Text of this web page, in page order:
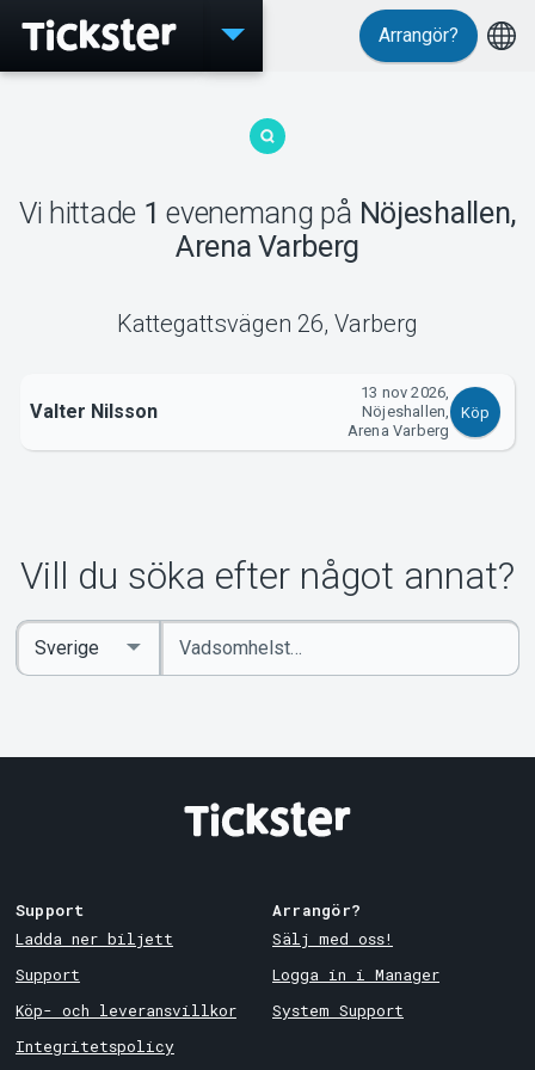
Evenemang
MyTickster
Arrangör?
Vi hittade 1 evenemang på Nöjeshallen,
Arena Varberg
Kattegattsvägen 26, Varberg
Valter Nilsson
13 nov 2026,
Nöjeshallen,
Arena Varberg
Köp
Vill du söka efter något annat?
Ange
sökord
Select
Country
Support
Ladda ner biljett
Support
Köp- och leveransvillkor
Integritetspolicy
Arrangör?
Sälj med oss!
Logga in i Manager
System Support